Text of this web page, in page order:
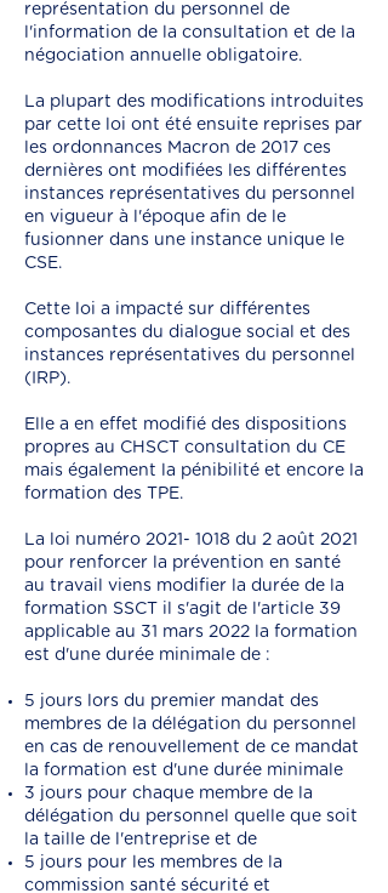
représentation du personnel de
l'information de la consultation et de la
négociation annuelle obligatoire.
La plupart des modifications introduites
par cette loi ont été ensuite reprises par
les ordonnances Macron de 2017 ces
dernières ont modifiées les différentes
instances représentatives du personnel
en vigueur à l'époque afin de le
fusionner dans une instance unique le
CSE.
Cette loi a impacté sur différentes
composantes du dialogue social et des
instances représentatives du personnel
(IRP).
Elle a en effet modifié des dispositions
propres au CHSCT consultation du CE
mais également la pénibilité et encore la
formation des TPE.
La loi numéro 2021- 1018 du 2 août 2021
pour renforcer la prévention en santé
au travail viens modifier la durée de la
formation SSCT il s'agit de l'article 39
applicable au 31 mars 2022 la formation
est d'une durée minimale de :
5 jours lors du premier mandat des
membres de la délégation du personnel
en cas de renouvellement de ce mandat
la formation est d'une durée minimale
3 jours pour chaque membre de la
délégation du personnel quelle que soit
la taille de l'entreprise et de
5 jours pour les membres de la
commission santé sécurité et